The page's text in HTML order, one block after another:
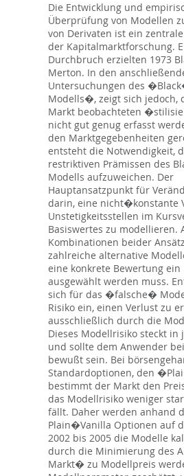
Die Entwicklung und
Überprüfung von Modellen
von Derivaten ist ein
der Kapitalmarktforschung.
Durchbruch erzielten 1973
Merton. In den
Untersuchungen des
Modells�, zeigt sich jedoch,
Markt beobachteten
nicht gut genug erfasst
den Marktgegebenheiten
entsteht die Notwendigkeit,
restriktiven Prämissen des
Modells aufzuweichen. Der
Hauptansatzpunkt für
darin, eine nicht�konstante
Unstetigkeitsstellen im
Basiswertes zu modellieren.
Kombinationen beider
zahlreiche alternative
eine konkrete Bewertung ein
ausgewählt werden muss.
sich für das �falsche�
Risiko ein, einen Verlust zu
ausschließlich durch die
Dieses Modellrisiko steckt in
und sollte dem Anwender
bewußt sein. Bei
Standardoptionen, den
bestimmt der Markt den
das Modellrisiko weniger
fällt. Daher werden anhand
Plain�Vanilla Optionen auf
2002 bis 2005 die Modelle
durch die Minimierung des
Markt� zu Modellpreis